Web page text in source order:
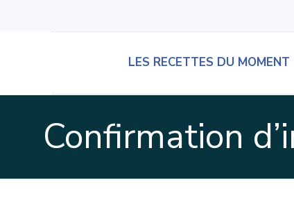
LES RECETTES DU MOMENT
Confirmation